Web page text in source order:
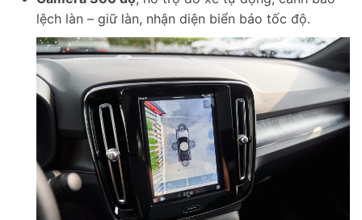
lệch làn – giữ làn, nhận diện biển báo tốc độ.